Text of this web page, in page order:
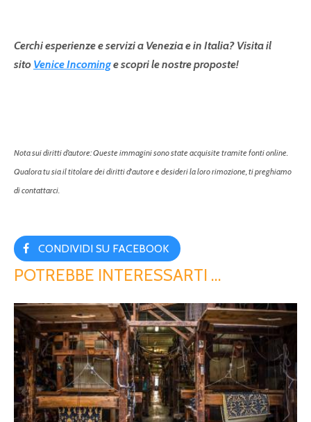
Cerchi esperienze e servizi a Venezia e in Italia? Visita il
sito Venice Incominge scopri le nostre proposte!
Nota sui diritti d’autore: Queste immagini sono state acquisite tramite fonti online.
Qualora tu sia il titolare dei diritti d'autore e desideri la loro rimozione, ti preghiamo
di contattarci.
CONDIVIDI SU FACEBOOK
POTREBBE INTERESSARTI …